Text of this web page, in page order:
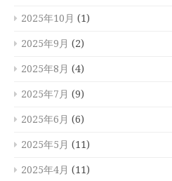
2025年10月 (1)
2025年9月 (2)
2025年8月 (4)
2025年7月 (9)
2025年6月 (6)
2025年5月 (11)
2025年4月 (11)